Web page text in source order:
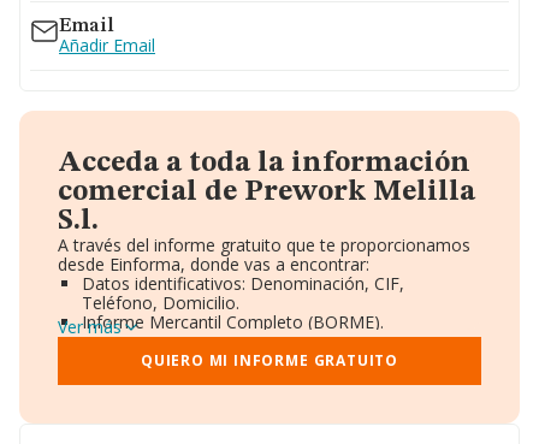
Email
Añadir Email
Acceda a toda la información
comercial de Prework Melilla
S.l.
A través del informe gratuito que te proporcionamos
desde Einforma, donde vas a encontrar:
Datos identificativos: Denominación, CIF,
Teléfono, Domicilio.
Informe Mercantil Completo (BORME).
Gráficos de Evolución Ventas y Empleados.
Consejo de Administración y Administradores.
Directivos y Ejecutivos.
Ver más
QUIERO MI INFORME GRATUITO